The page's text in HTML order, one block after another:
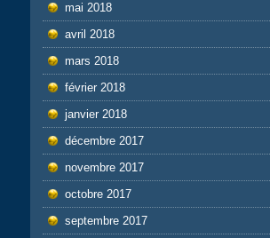
mai 2018
avril 2018
mars 2018
février 2018
janvier 2018
décembre 2017
novembre 2017
octobre 2017
septembre 2017